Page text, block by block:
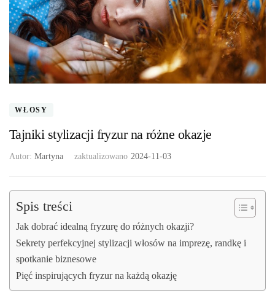
WŁOSY
Tajniki stylizacji fryzur na różne okazje
Autor: Martyna zaktualizowano 2024-11-03
Spis treści
Jak dobrać idealną fryzurę do różnych okazji?
Sekrety perfekcyjnej stylizacji włosów na imprezę, randkę i
spotkanie biznesowe
Pięć inspirujących fryzur na każdą okazję